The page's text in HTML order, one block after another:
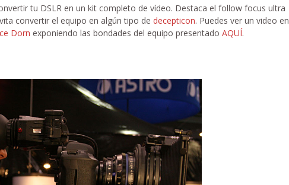
tu DSLR en un kit completo de vídeo. Destaca el follow focus ultra
convertir el equipo en algún tipo de decepticon. Puedes ver un video en
Dorn exponiendo las bondades del equipo presentado AQUÍ.